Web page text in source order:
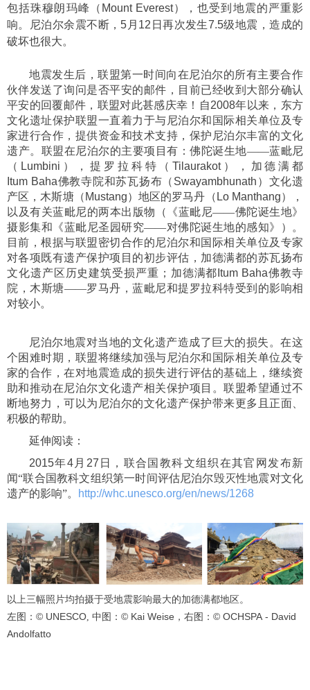
包括珠穆朗玛峰（ Mount Everest），也受到地震的严重影
响。尼泊尔余震不断， 5 月 12 日再次发生7.5级地震，造成的
破坏也很大。
地震发生后，联盟第一时间向在尼泊尔的所有主要合作
伙伴发送了询问是否平安的邮件，目前已经收到大部分确认
平安的回覆邮件，联盟对此甚感庆幸！自2008年以来，东方
文化遗址保护联盟一直着力于与尼泊尔和国际相关单位及专
家进行合作，提供资金和技术支持，保护尼泊尔丰富的文化
遗产。联盟在尼泊尔的主要项目有：佛陀诞生地——蓝毗尼
（ Lumbini ），提罗拉科特（Tilaurakot），加德满都
Itum Baha佛教寺院和苏瓦扬布（ Swayambhunath ）文化遗
产区，木斯塘（ Mustang）地区的罗马丹（ Lo Manthang），
以及有关蓝毗尼的两本出版物（《蓝毗尼——佛陀诞生地》
摄影集和《蓝毗尼圣园研究——对佛陀诞生地的感知》）。
目前，根据与联盟密切合作的尼泊尔和国际相关单位及专家
对各项既有遗产保护项目的初步评估，加德满都的苏瓦扬布
文化遗产区历史建筑受损严重；加德满都 Itum Baha佛教寺
院，木斯塘——罗马丹，蓝毗尼和提罗拉科特受到的影响相
对较小。
尼泊尔地震对当地的文化遗产造成了巨大的损失。在这
个困难时期，联盟将继续加强与尼泊尔和国际相关单位及专
家的合作，在对地震造成的损失进行评估的基础上，继续资
助和推动在尼泊尔文化遗产相关保护项目。联盟希望通过不
断地努力，可以为尼泊尔的文化遗产保护带来更多且正面、
积极的帮助。
延伸阅读：
2015年4月 27 日，联合国教科文组织在其官网发布新
闻“联合国教科文组织第一时间评估尼泊尔毁灭性地震对文化
遗产的影响”。
http://whc.unesco.org/en/news/1268
以上三幅照片均拍摄于受地震影响最大的加德满都地区。
左图： © UNESCO, 中图： © Kai Weise ，右图： © OCHSPA - David
Andolfatto